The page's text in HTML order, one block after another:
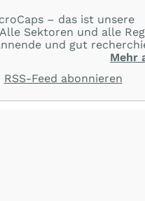
– das ist unsere
Sektoren und alle
und gut
und
in der
Mehr
RSS-Feed abonnieren